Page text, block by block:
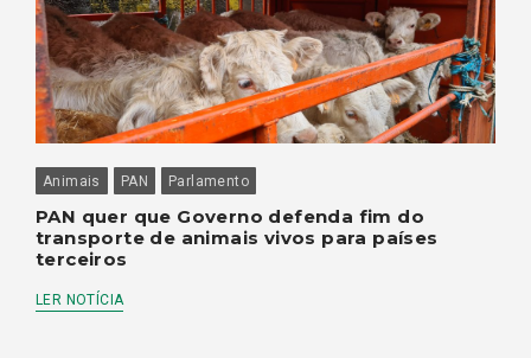
Animais PAN Parlamento
PAN quer que Governo defenda fim do
transporte de animais vivos para países
terceiros
LER NOTÍCIA